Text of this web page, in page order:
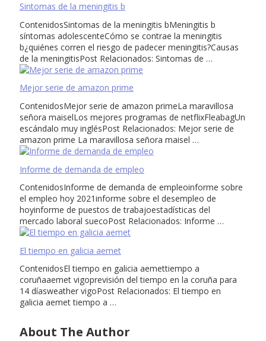
Sintomas de la meningitis b
ContenidosSintomas de la meningitis bMeningitis b
síntomas adolescenteCómo se contrae la meningitis
b¿quiénes corren el riesgo de padecer meningitis?Causas
de la meningitisPost Relacionados: Sintomas de …
Mejor serie de amazon prime
ContenidosMejor serie de amazon primeLa maravillosa
señora maiselLos mejores programas de netflixFleabagUn
escándalo muy inglésPost Relacionados: Mejor serie de
amazon prime La maravillosa señora maisel …
Informe de demanda de empleo
ContenidosInforme de demanda de empleoinforme sobre
el empleo hoy 2021informe sobre el desempleo de
hoyinforme de puestos de trabajoestadísticas del
mercado laboral suecoPost Relacionados: Informe …
El tiempo en galicia aemet
ContenidosEl tiempo en galicia aemettiempo a
coruñaaemet vigoprevisión del tiempo en la coruña para
14 díasweather vigoPost Relacionados: El tiempo en
galicia aemet tiempo a …
About The Author